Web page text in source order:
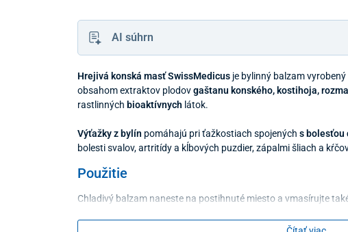
AI súhrn
Hrejivá konská masť SwissMedicusje bylinný balzam vyrobený
obsahom extraktov plodovgaštanu konského, kostihoja,
rastlinných bioaktívnych látok.
Výťažky z bylín pomáhajú pri ťažkostiach spojených s bolesťou
bolesti svalov, artritídy a kĺbových puzdier, zápalmi šliach a
Použitie
Chladivý balzam naneste na postihnuté miesto a vmasírujte